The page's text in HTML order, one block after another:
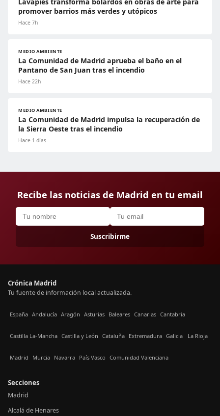
Lavapiés transforma bolardos en obras de arte para
promover barrios más verdes y utópicos
Hace 7h
MEDIO AMBIENTE
La Comunidad de Madrid aprueba el baño en el
Pantano de San Juan tras el incendio
Hace 22h
MEDIO AMBIENTE
La Comunidad de Madrid impulsa la recuperación de
la Sierra Oeste tras el incendio
Hace 1 días
Recibe las noticias de Madrid en tu email
Suscribirme
Crónica Madrid
Tu fuente de información local actualizada.
España Andalucía Aragón Asturias Baleares Canarias Cantabria
Castilla La-Mancha Castilla y León Cataluña Extremadura Galicia La Rioja
Madrid Murcia Navarra País Vasco Comunidad Valenciana
Secciones
Madrid
Alcalá de Henares